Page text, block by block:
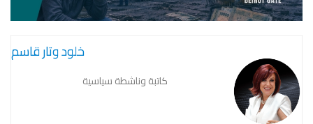
خلود وتار قاسم
كاتبة وناشطة سياسية